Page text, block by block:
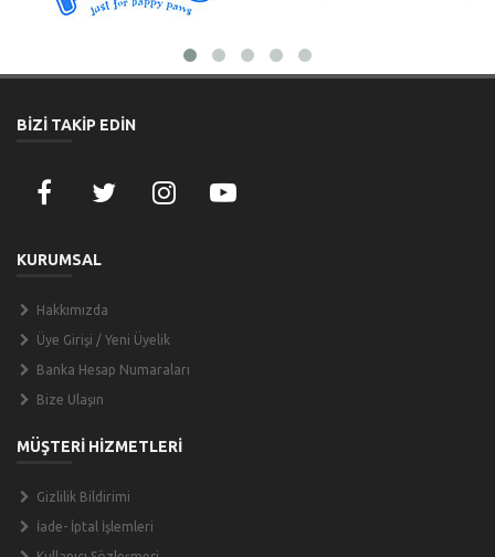
BİZİ TAKİP EDİN
KURUMSAL
Hakkımızda
Üye Girişi / Yeni Üyelik
Banka Hesap Numaraları
Bize Ulaşın
MÜŞTERİ HİZMETLERİ
Gizlilik Bildirimi
İade- İptal İşlemleri